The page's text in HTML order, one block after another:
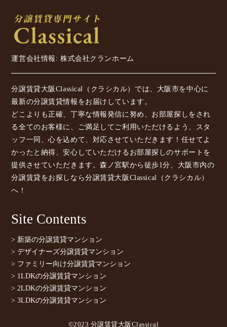
運営会社情報: 株式会社クランホーム
分譲賃貸大阪Classical（クラシカル）では、大阪市を中心に
最新の分譲賃貸情報をお届けしています。
どこよりも正確、丁寧な情報発信に努め、お部屋探しをされ
る全てのお客様に、ご満足してご利用いただけるよう、スタ
ッフ一同、心を込めて、対応させていただきます！任せてよ
かったと納得、安心していただけるお部屋探しのサポートを
提供させていただきます。森ノ宮駅から徒歩1分、大阪市内の
分譲賃貸をお探しなら分譲賃貸大阪Classical（クラシカル）
へ！
Site Contents
> 新築の分譲賃貸マンション
> デザイナーズ分譲賃貸マンション
> ファミリー向け分譲賃貸マンション
> 1LDKの分譲賃貸マンション
> 2LDKの分譲賃貸マンション
> 3LDKの分譲賃貸マンション
©2023 分譲賃貸大阪Classical